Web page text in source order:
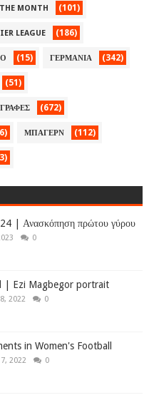
THE MONTH (101)
LEAGUE (186)
(15) ΓΕΡΜΑΝΙΑ (342)
(51)
(672)
ΜΠΑΓΕΡΝ (112)
| Ανασκόπηση πρώτου γύρου
0
| Ezi Magbegor portrait
2022 0
in Women's Football
2022 0